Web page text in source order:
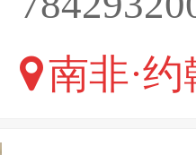
赵婷-可
为您节
南非·约